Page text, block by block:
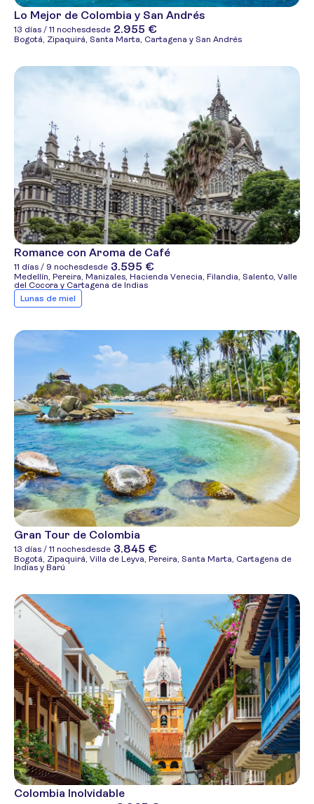
Lo Mejor de Colombia y San Andrés
13 días / 11 nochesdesde 2.955 €
Bogotá, Zipaquirá, Santa Marta, Cartagena y San Andrés
Romance con Aroma de Café
11 días / 9 nochesdesde 3.595 €
Medellín, Pereira, Manizales, Hacienda Venecia, Filandia, Salento, Valle
del Cocora y Cartagena de Indias
Lunas de miel
Gran Tour de Colombia
13 días / 11 nochesdesde 3.845 €
Bogotá, Zipaquirá, Villa de Leyva, Pereira, Santa Marta, Cartagena de
Indias y Barú
Colombia Inolvidable